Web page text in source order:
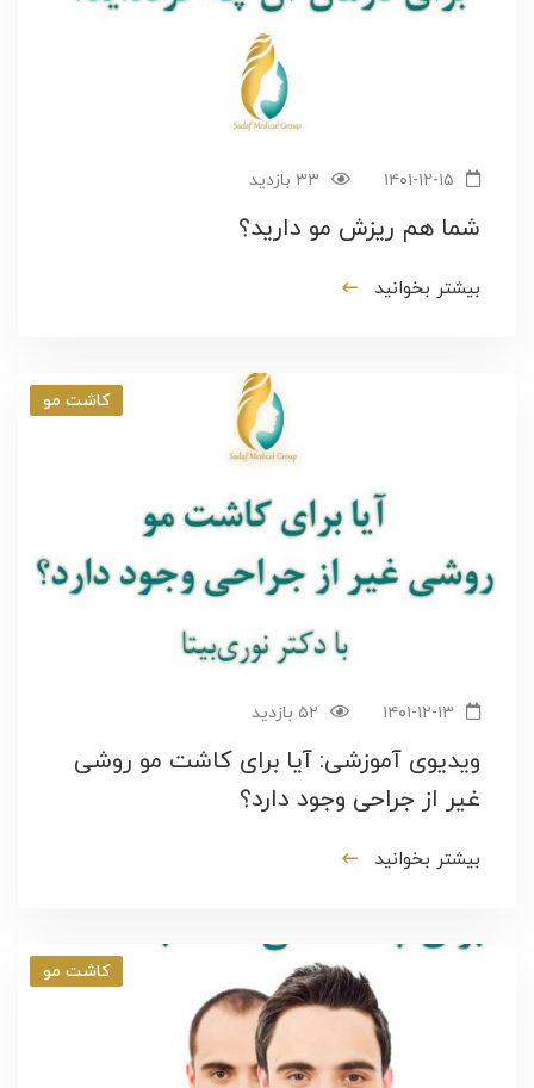
۳۳ بازدید
شما هم ریزش مو دارید؟
بیشتر بخوانید
کاشت مو
۵۲ بازدید
ویدیوی آموزشی: آیا برای کاشت مو روشی
غیر از جراحی وجود دارد؟
بیشتر بخوانید
کاشت مو